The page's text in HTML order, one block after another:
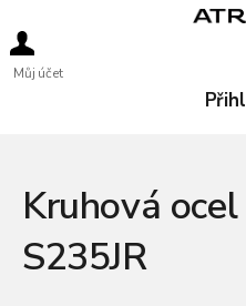
Můj účet
Kruhová
S235JR